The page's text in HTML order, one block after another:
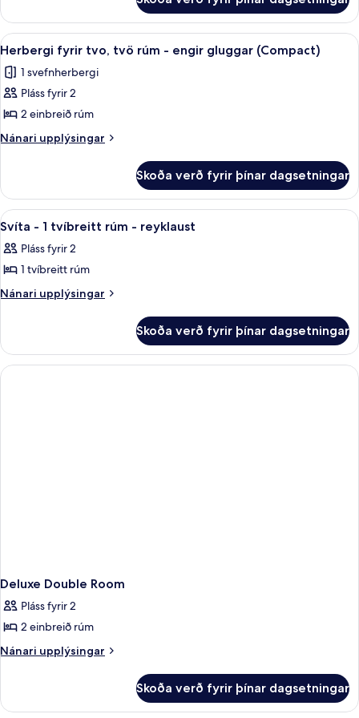
tvíbreiðu
rúmi
herbergi
með
tvíbreiðu
Skoða
allar
myndir
fyrir
Herbergi
fyrir
rúm
engir
gluggar
(Compact)
Herbergi fyrir tvo, tvö rúm - engir
7
Herbergi fyrir tvo, tvö rúm - engir gluggar (Compact)
1 svefnherbergi
Pláss fyrir 2
2 einbreið rúm
Nánari upplýsingar
Nánari
fyrir
tvo,
tvö
-
engir
(Compact)
Skoða verð fyrir þínar dagsetningar
Skoða
allar
myndir
fyrir
Svíta
tvíbreitt
rúm
Svíta - 1 tvíbreitt rúm - reyklaust |
17
Svíta - 1 tvíbreitt rúm - reyklaust
Pláss fyrir 2
1 tvíbreitt rúm
Nánari upplýsingar
Nánari
-
tvíbreitt
Skoða verð fyrir þínar dagsetningar
Deluxe Double Room
Pláss fyrir 2
2 einbreið rúm
Nánari upplýsingar
Nánari
Double
Skoða verð fyrir þínar dagsetningar